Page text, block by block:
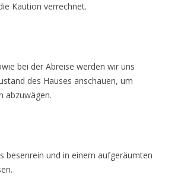
Kaution verrechnet.
bei der Abreise werden wir uns
des Hauses anschauen, um
abzuwägen.
besenrein und in einem aufgeräumten